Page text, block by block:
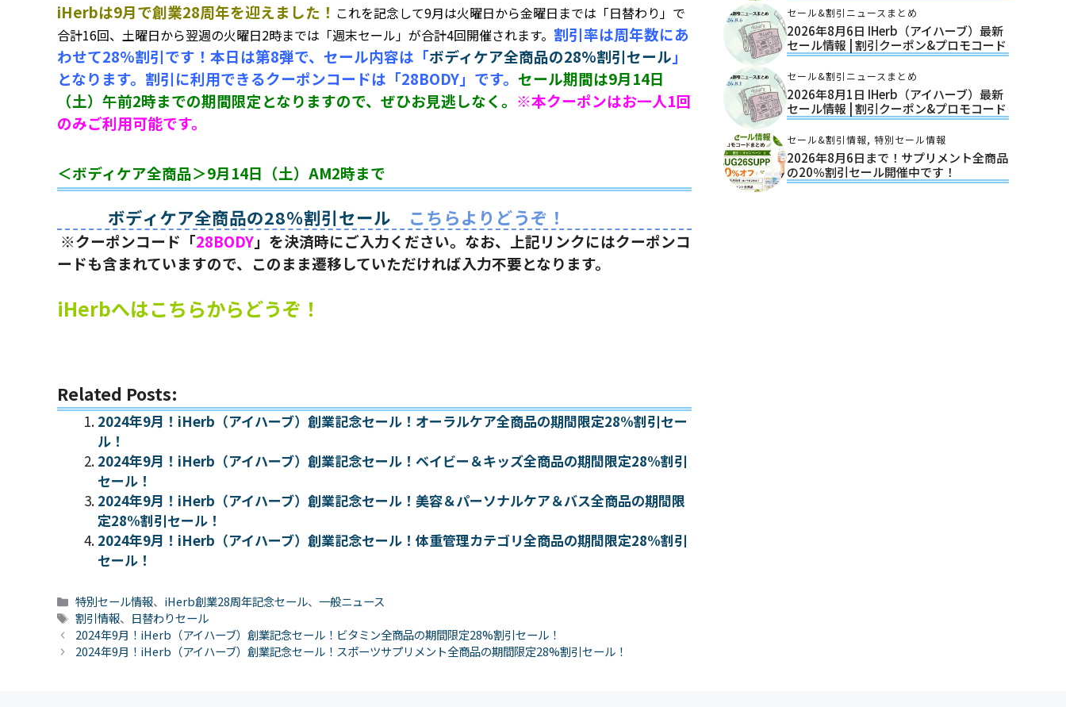
iHerbは9月で創業28周年を迎えました！ これを記念して9月は火曜日から金曜日までは「日替わり」で
合計16回、土曜日から翌週の火曜日2時までは「週末セール」が合計4回開催されます。 割引率は周年数にあ
わせて28%割引です！本日は第8弾で、セール内容は「ボディケア全商品の28%割引セール」
となります。割引に利用できるクーポンコードは「28BODY」です。 セール期間は9月14日
（土）午前2時までの期間限定となりますので、ぜひお見逃しなく。 ※本クーポンはお一人1回
のみご利用可能です。
＜ボディケア全商品＞9月14日（土）AM2時まで
ボディケア全商品の28％割引セール こちらよりどうぞ！
※クーポンコード「28BODY」を決済時にご入力ください。なお、上記リンクにはクーポンコ
ードも含まれていますので、このまま遷移していただければ入力不要となります。
iHerbへはこちらからどうぞ！
Related Posts:
2024年9月！iHerb（アイハーブ）創業記念セール！オーラルケア全商品の期間限定28%割引セー
ル！
2024年9月！iHerb（アイハーブ）創業記念セール！ベイビー＆キッズ全商品の期間限定28%割引
セール！
2024年9月！iHerb（アイハーブ）創業記念セール！美容＆パーソナルケア＆バス全商品の期間限
定28%割引セール！
2024年9月！iHerb（アイハーブ）創業記念セール！体重管理カテゴリ全商品の期間限定28%割引
セール！
カ
テ
ゴ
リ
特別セール情報、 iHerb創業28周年記念セール、一般ニュース
タ
グ
割引情報、 日替わりセール
2024年9月！iHerb（アイハーブ）創業記念セール！ビタミン全商品の期間限定28%割引セール！
2024年9月！iHerb（アイハーブ）創業記念セール！スポーツサプリメント全商品の期間限定28%割引セール！
セール&割引ニュースまとめ
2026年8月6日 IHerb（アイハーブ）最新
セール情報 | 割引クーポン&プロモコード
セール&割引ニュースまとめ
2026年8月1日 IHerb（アイハーブ）最新
セール情報 | 割引クーポン&プロモコード
セール&割引情報, 特別セール情報
2026年8月6日まで！サプリメント全商品
の20％割引セール開催中です！